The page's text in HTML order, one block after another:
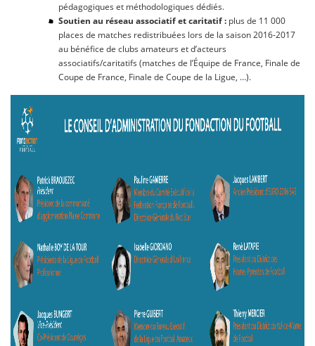
pédagogiques et méthodologiques dédiés.
Soutien au réseau associatif et caritatif : plus de 11 000
places de matches redistribuées lors de la saison 2016-2017
au bénéfice de clubs amateurs et d’acteurs
associatifs/caritatifs (matches de l’Équipe de France, Finale de
Coupe de France, Finale de Coupe de la Ligue, …).